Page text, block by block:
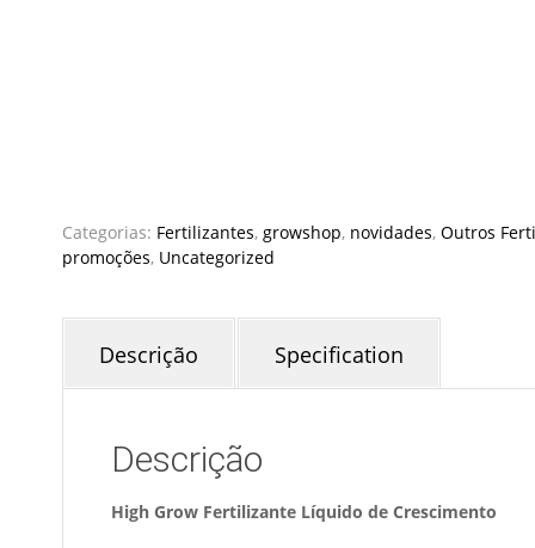
Categorias: Fertilizantes, growshop, novidades, Outros
promoções, Uncategorized
Descrição Specification
Descrição
High Grow Fertilizante Líquido de Crescimento